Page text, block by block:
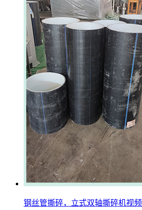
钢丝管撕碎，立式双轴撕碎机视频